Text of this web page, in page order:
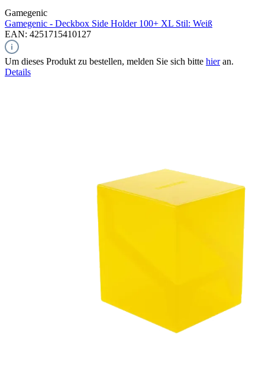
Gamegenic
Gamegenic - Deckbox Side Holder 100+ XL Stil: Weiß
EAN: 4251715410127
Um dieses Produkt zu bestellen, melden Sie sich bitte hieran.
Details